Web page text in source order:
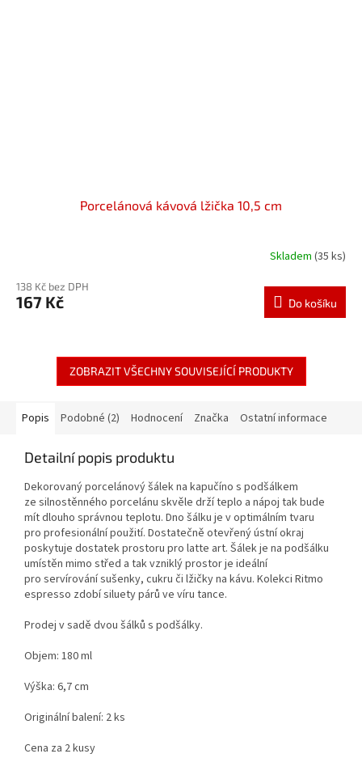
Porcelánová kávová lžička 10,5 cm
Skladem (35 ks)
138 Kč bez DPH
167 Kč Do košíku
ZOBRAZIT VŠECHNY SOUVISEJÍCÍ PRODUKTY
Popis Podobné (2) Hodnocení Značka Ostatní informace
Detailní popis produktu
Dekorovaný porcelánový šálek na kapučíno s podšálkem
ze silnostěnného porcelánu skvěle drží teplo a nápoj tak bude
mít dlouho správnou teplotu. Dno šálku je v optimálním tvaru
pro profesionální použití. Dostatečně otevřený ústní okraj
poskytuje dostatek prostoru pro latte art. Šálek je na podšálku
umístěn mimo střed a tak vzniklý prostor je ideální
pro servírování sušenky, cukru či lžičky na kávu. Kolekci Ritmo
espresso zdobí siluety párů ve víru tance.
Prodej v sadě dvou šálků s podšálky.
Objem: 180 ml
Výška: 6,7 cm
Originální balení: 2 ks
Cena za 2 kusy